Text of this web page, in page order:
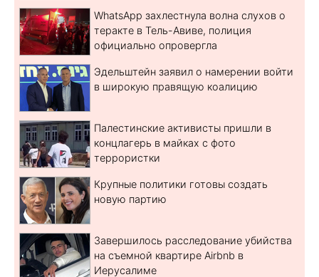
WhatsApp захлестнула волна слухов о
теракте в Тель-Авиве, полиция
официально опровергла
Эдельштейн заявил о намерении войти
в широкую правящую коалицию
Палестинские активисты пришли в
концлагерь в майках с фото
террористки
Крупные политики готовы создать
новую партию
Завершилось расследование убийства
на съемной квартире Airbnb в
Иерусалиме